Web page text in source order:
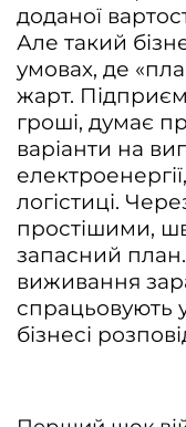
доданої
Але такий
умовах, де
жарт.
гроші, думає
варіанти на
логістиці.
простішими,
запасний план.
виживання
спрацьовують
бізнесі